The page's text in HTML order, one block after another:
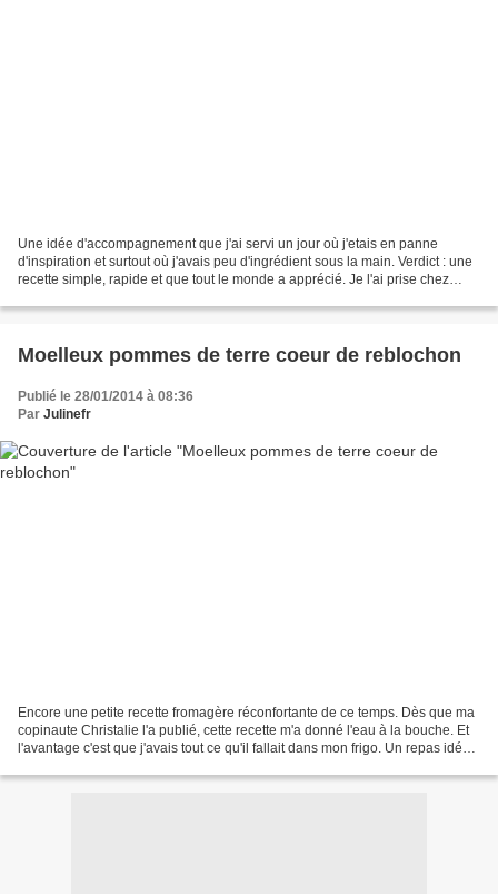
Une idée d'accompagnement que j'ai servi un jour où j'etais en panne
d'inspiration et surtout où j'avais peu d'ingrédient sous la main. Verdict : une
recette simple, rapide et que tout le monde a apprécié. Je l'ai prise chez
Moelleux pommes de terre coeur de reblochon
Publié le 28/01/2014 à 08:36
Par Julinefr
Encore une petite recette fromagère réconfortante de ce temps. Dès que ma
copinaute Christalie l'a publié, cette recette m'a donné l'eau à la bouche. Et
l'avantage c'est que j'avais tout ce qu'il fallait dans mon frigo. Un repas idéal